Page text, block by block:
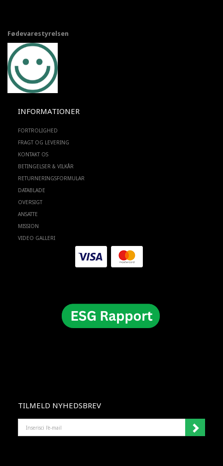
Fødevarestyrelsen
INFORMATIONER
FORTROLIGHED
FRAGT OG LEVERING
KONTAKT OS
BETINGELSER & VILKÅR
RETURNERINGSFORMULAR
DATABLADE
OVERSIGT
ANSATTE
MISSION
VIDEO GALLERI
TILMELD NYHEDSBREV
MAIL